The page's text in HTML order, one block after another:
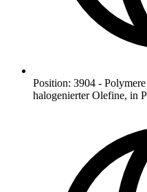
Position: 3904 -
halogenierter Olefine, in